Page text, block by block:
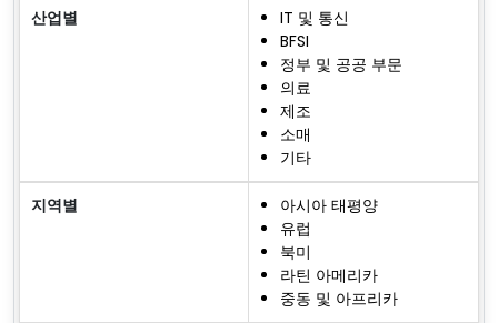
산업별
IT 및 통신
BFSI
정부 및 공공 부문
의료
제조
소매
기타
지역별
아시아 태평양
유럽
북미
라틴 아메리카
중동 및 아프리카